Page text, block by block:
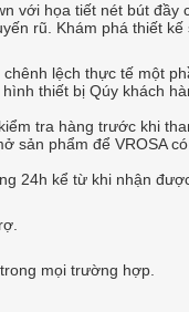
với họa tiết nét bút đầy
rũ. Khám phá thiết
lệch thực tế một
thiết bị Qúy khách
tra hàng trước khi
sản phẩm để VROSA
24h kể từ khi nhận
mọi trường hợp.